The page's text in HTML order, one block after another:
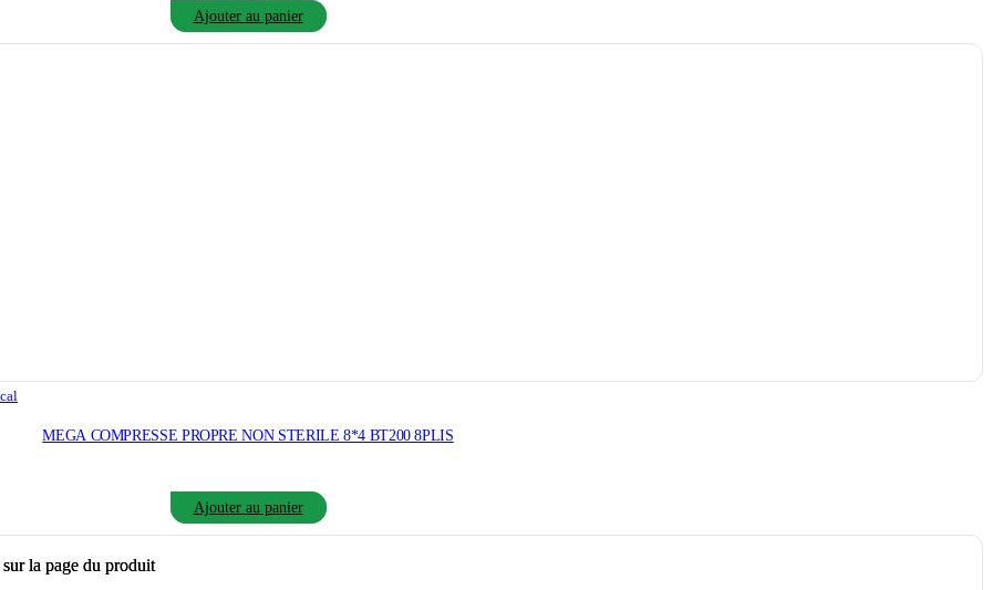
Ajouter au panier
MEGA COMPRESSE PROPRE NON STERILE 8*4 BT200 8PLIS
Ajouter au panier
la page du produit
la page du produit